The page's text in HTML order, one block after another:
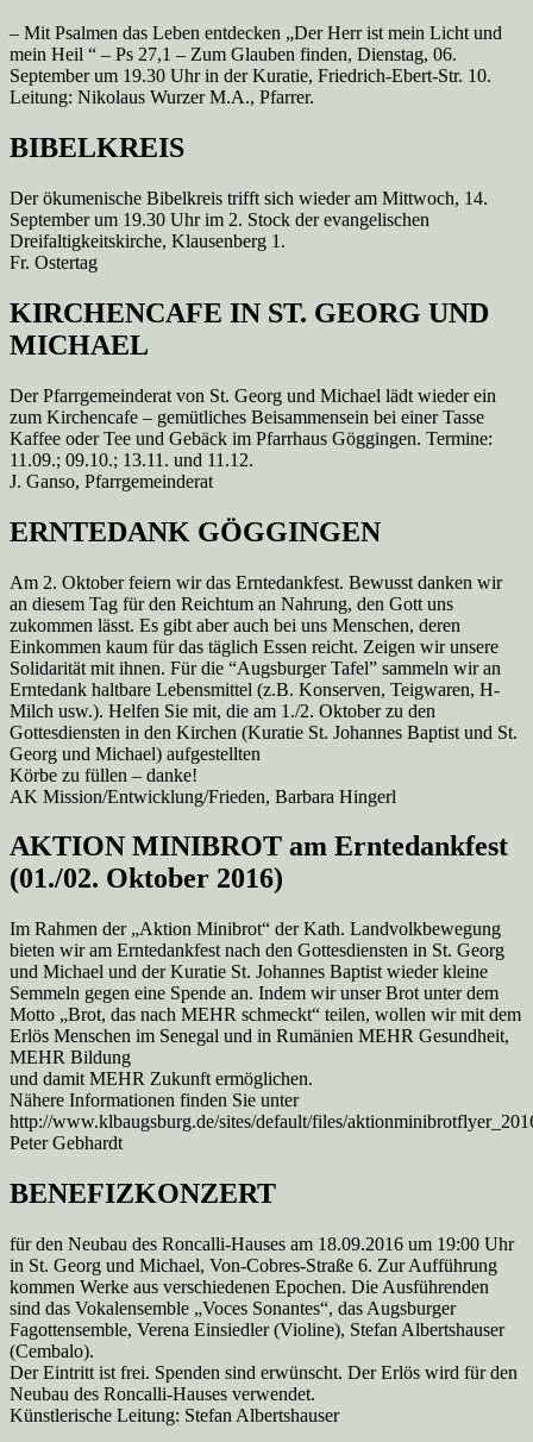
– Mit Psalmen das Leben entdecken „Der Herr ist mein Licht und
mein Heil “ – Ps 27,1 – Zum Glauben finden, Dienstag, 06.
September um 19.30 Uhr in der Kuratie, Friedrich-Ebert-Str. 10.
Leitung: Nikolaus Wurzer M.A., Pfarrer.
BIBELKREIS
Der ökumenische Bibelkreis trifft sich wieder am Mittwoch, 14.
September um 19.30 Uhr im 2. Stock der evangelischen
Dreifaltigkeitskirche, Klausenberg 1.
Fr. Ostertag
KIRCHENCAFE IN ST. GEORG UND
MICHAEL
Der Pfarrgemeinderat von St. Georg und Michael lädt wieder ein
zum Kirchencafe – gemütliches Beisammensein bei einer Tasse
Kaffee oder Tee und Gebäck im Pfarrhaus Göggingen. Termine:
11.09.; 09.10.; 13.11. und 11.12.
J. Ganso, Pfarrgemeinderat
ERNTEDANK GÖGGINGEN
Am 2. Oktober feiern wir das Erntedankfest. Bewusst danken wir
an diesem Tag für den Reichtum an Nahrung, den Gott uns
zukommen lässt. Es gibt aber auch bei uns Menschen, deren
Einkommen kaum für das täglich Essen reicht. Zeigen wir unsere
Solidarität mit ihnen. Für die “Augsburger Tafel” sammeln wir an
Erntedank haltbare Lebensmittel (z.B. Konserven, Teigwaren, H-
Milch usw.). Helfen Sie mit, die am 1./2. Oktober zu den
Gottesdiensten in den Kirchen (Kuratie St. Johannes Baptist und St.
Georg und Michael) aufgestellten
Körbe zu füllen – danke!
AK Mission/Entwicklung/Frieden, Barbara Hingerl
AKTION MINIBROT am Erntedankfest
(01./02. Oktober 2016)
Im Rahmen der „Aktion Minibrot“ der Kath. Landvolkbewegung
bieten wir am Erntedankfest nach den Gottesdiensten in St. Georg
und Michael und der Kuratie St. Johannes Baptist wieder kleine
Semmeln gegen eine Spende an. Indem wir unser Brot unter dem
Motto „Brot, das nach MEHR schmeckt“ teilen, wollen wir mit dem
Erlös Menschen im Senegal und in Rumänien MEHR Gesundheit,
MEHR Bildung
und damit MEHR Zukunft ermöglichen.
Nähere Informationen finden Sie unter
http://www.klbaugsburg.de/sites/default/files/
Peter Gebhardt
BENEFIZKONZERT
für den Neubau des Roncalli-Hauses am 18.09.2016 um 19:00 Uhr
in St. Georg und Michael, Von-Cobres-Straße 6. Zur Aufführung
kommen Werke aus verschiedenen Epochen. Die Ausführenden
sind das Vokalensemble „Voces Sonantes“, das Augsburger
Fagottensemble, Verena Einsiedler (Violine), Stefan Albertshauser
(Cembalo).
Der Eintritt ist frei. Spenden sind erwünscht. Der Erlös wird für den
Neubau des Roncalli-Hauses verwendet.
Künstlerische Leitung: Stefan Albertshauser